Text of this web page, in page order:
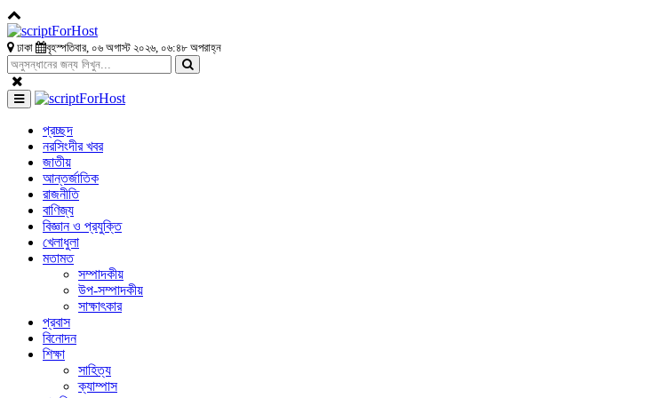
ঢাকা বৃহস্পতিবার, ০৬ অগাস্ট ২০২৬, ০৬:৪৮ অপরাহ্ন
প্রচ্ছদ
নরসিংদীর খবর
জাতীয়
আন্তর্জাতিক
রাজনীতি
বাণিজ্য
বিজ্ঞান ও প্রযুক্তি
খেলাধুলা
মতামত
সম্পাদকীয়
উপ-সম্পাদকীয়
সাক্ষাৎকার
প্রবাস
বিনোদন
শিক্ষা
সাহিত্য
ক্যাম্পাস